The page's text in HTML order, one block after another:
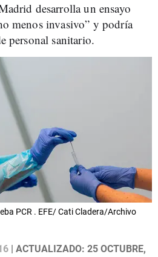
desarrolla un ensayo
menos invasivo” y podría
personal sanitario.
PCR . EFE/ Cati Cladera/Archivo
| ACTUALIZADO: 25 OCTUBRE,